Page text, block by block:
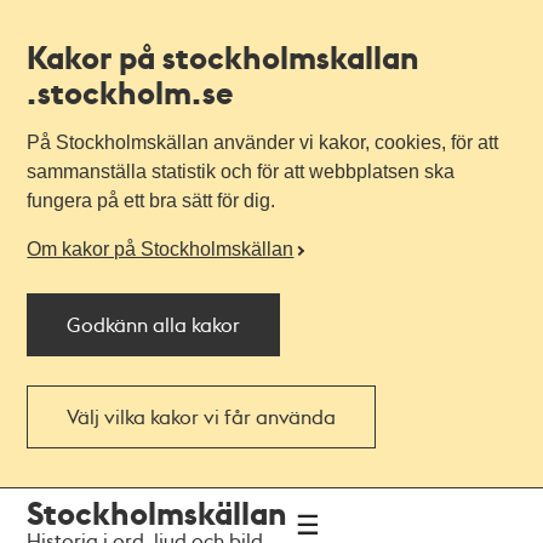
Kakor på stockholmskallan
.stockholm.se
På Stockholmskällan använder vi kakor, cookies, för att
sammanställa statistik och för att webbplatsen ska
fungera på ett bra sätt för dig.
Om kakor på Stockholmskällan
Godkänn alla kakor
Välj vilka kakor vi får använda
navigationen
huvudinnehållet
Stockholmskällan